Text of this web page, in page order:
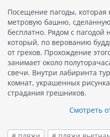
Посещение пагоды, которая
метровую башню,
бесплатно. Рядом с пагодой
который, по верованию
от грехов. Прохождение
занимает около
свечи. Внутри лабиринта
комнат, украшенных
страдания грешников.
Смотреть